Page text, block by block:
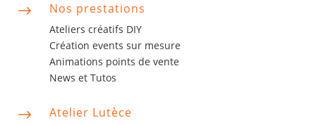
$ Nos prestations
Ateliers créatifs DIY
Création events sur mesure
Animations points de vente
News et Tutos
$ Atelier Lutèce